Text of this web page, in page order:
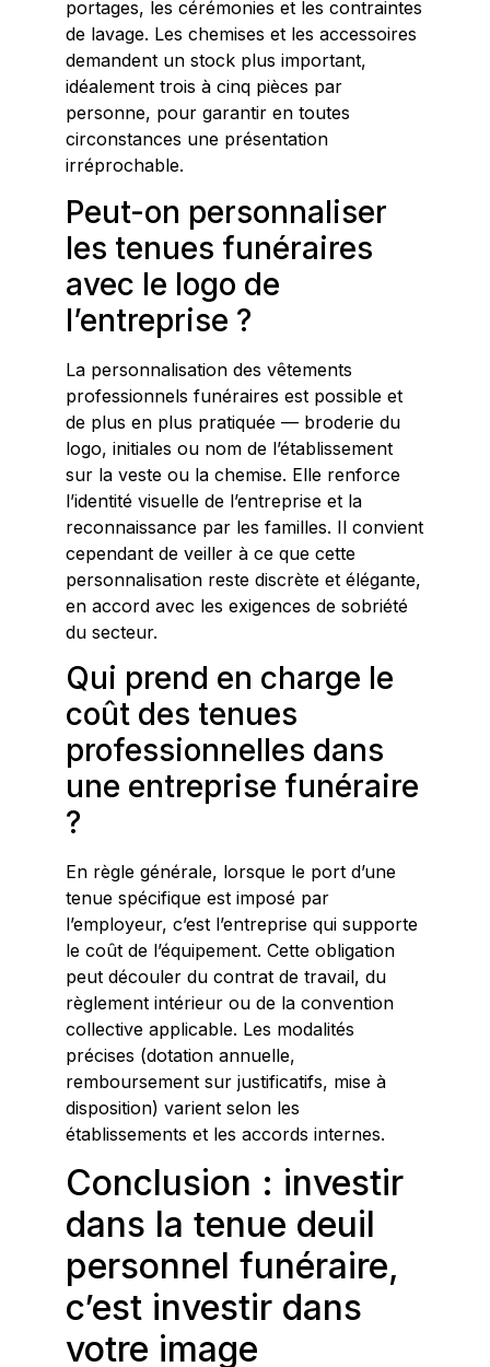
portages, les cérémonies et les contraintes
de lavage. Les chemises et les accessoires
demandent un stock plus important,
idéalement trois à cinq pièces par
personne, pour garantir en toutes
circonstances une présentation
irréprochable.
Peut-on personnaliser
les tenues funéraires
avec le logo de
l’entreprise ?
La personnalisation des vêtements
professionnels funéraires est possible et
de plus en plus pratiquée — broderie du
logo, initiales ou nom de l’établissement
sur la veste ou la chemise. Elle renforce
l’identité visuelle de l’entreprise et la
reconnaissance par les familles. Il convient
cependant de veiller à ce que cette
personnalisation reste discrète et élégante,
en accord avec les exigences de sobriété
du secteur.
Qui prend en charge le
coût des tenues
professionnelles dans
une entreprise funéraire
?
En règle générale, lorsque le port d’une
tenue spécifique est imposé par
l’employeur, c’est l’entreprise qui supporte
le coût de l’équipement. Cette obligation
peut découler du contrat de travail, du
règlement intérieur ou de la convention
collective applicable. Les modalités
précises (dotation annuelle,
remboursement sur justificatifs, mise à
disposition) varient selon les
établissements et les accords internes.
Conclusion : investir
dans la tenue deuil
personnel funéraire,
c’est investir dans
votre image